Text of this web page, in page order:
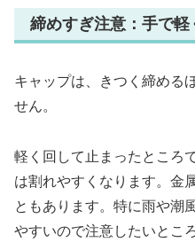
締めすぎ注意：手で
キャップは、きつく締める
せん。
軽く回して止まったところ
は割れやすくなります。金
ともあります。特に雨や潮
やすいので注意したいとこ